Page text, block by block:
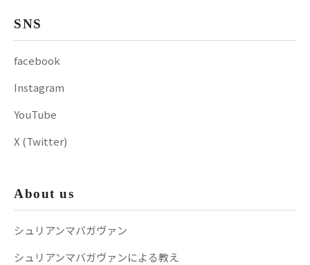
SNS
facebook
Instagram
YouTube
X (Twitter)
About us
シュリアンマバガヴァン
シュリアンマバガヴァンによる教え